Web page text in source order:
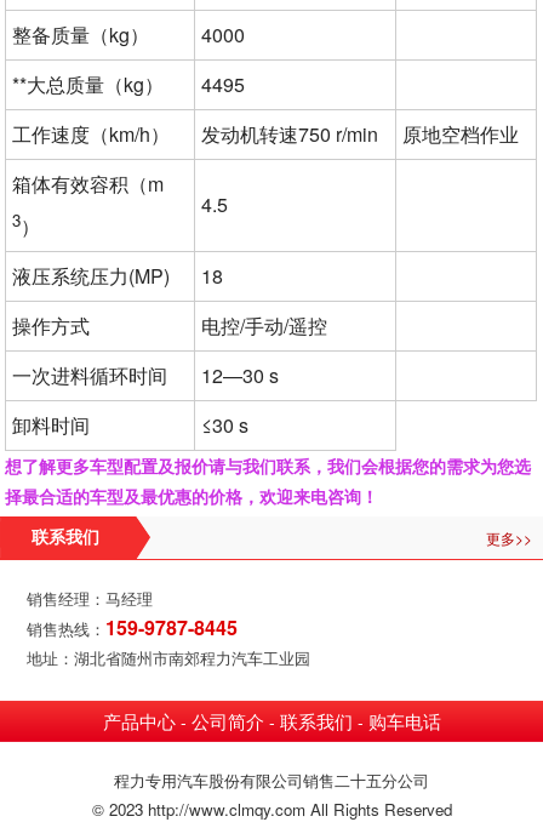
整备质量（kg）
4000
**大总质量（kg）
4495
工作速度（km/h）
发动机转速750 r/min
原地空档作业
箱体有效容积（m
3）
4.5
液压系统压力(MP)
18
操作方式
电控/手动/遥控
一次进料循环时间
12—30 s
卸料时间
≤30 s
想了解更多车型配置及报价请与我们联系，我们会根据您的需求为您选
择最合适的车型及最优惠的价格，欢迎来电咨询！
联系我们 更多>>
销售经理：马经理
销售热线： 159-9787-8445
地址：湖北省随州市南郊程力汽车工业园
产品中心- 公司简介 - 联系我们 - 购车电话
程力专用汽车股份有限公司销售二十五分公司
© 2023 http://www.clmqy.com All Rights Reserved